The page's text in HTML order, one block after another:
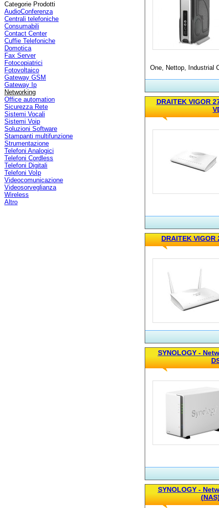
Categorie Prodotti
AudioConferenza
Centrali telefoniche
Consumabili
Contact Center
Cuffie Telefoniche
Domotica
Fax Server
Fotocopiatrici
Fotovoltaico
Gateway GSM
Gateway Ip
Networking
Office automation
Sicurezza Rete
Sistemi Vocali
Sistemi Voip
Soluzioni Software
Stampanti multifunzione
Strumentazione
Telefoni Analogici
Telefoni Cordless
Telefoni Digitali
Telefoni VoIp
Videocomunicazione
Videosorveglianza
Wireless
Altro
One, Nettop, Industrial
DRAITEK VIGOR
DRAITEK
SYNOLOGY -
SYNOLOGY -